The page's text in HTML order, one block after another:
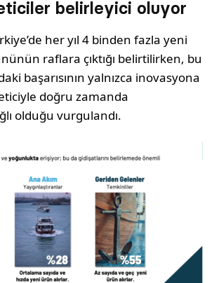
belirleyici oluyor
her yıl 4 binden fazla yeni
raflara çıktığı belirtilirken, bu
başarısının yalnızca inovasyona
doğru zamanda
olduğu vurgulandı.